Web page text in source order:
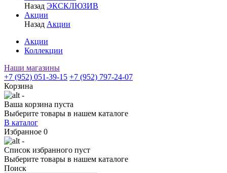
Назад ЭКСКЛЮЗИВ
Акции
Назад Акции
Акции
Коллекции
Наши магазины
+7 (952) 051-39-15 +7 (952) 797-24-07
Корзина
-
Ваша корзина пуста
Выберите товары в нашем каталоге
В каталог
Избранное 0
-
Список избранного пуст
Выберите товары в нашем каталоге
Поиск